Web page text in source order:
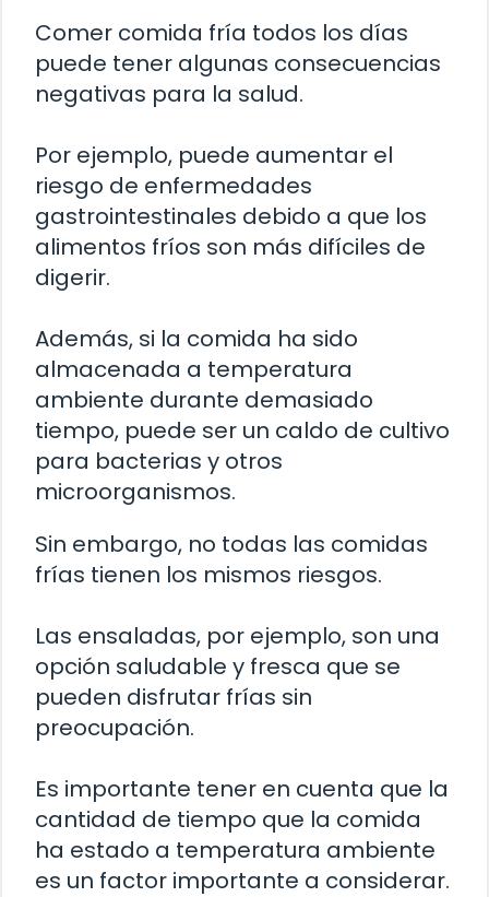
Comer comida fría todos los días
puede tener algunas consecuencias
negativas para la salud.
Por ejemplo, puede aumentar el
riesgo de enfermedades
gastrointestinales debido a que los
alimentos fríos son más difíciles de
digerir.
Además, si la comida ha sido
almacenada a temperatura
ambiente durante demasiado
tiempo, puede ser un caldo de cultivo
para bacterias y otros
microorganismos.
Sin embargo, no todas las comidas
frías tienen los mismos riesgos.
Las ensaladas, por ejemplo, son una
opción saludable y fresca que se
pueden disfrutar frías sin
preocupación.
Es importante tener en cuenta que la
cantidad de tiempo que la comida
ha estado a temperatura ambiente
es un factor importante a considerar.